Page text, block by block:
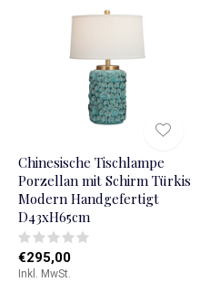
Chinesische Tischlampe
Porzellan mit Schirm Türkis
Modern Handgefertigt
D43xH65cm
€295,00
Inkl. MwSt.